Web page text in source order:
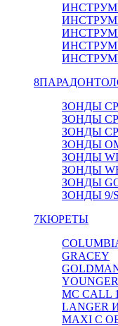
8
ЗОНДЫ
ЗОНДЫ
ЗОНДЫ
ЗОНДЫ
ЗОНДЫ
ЗОНДЫ
ЗОНДЫ
ЗОНДЫ 9/
7КЮРЕТЫ
GRACEY
MC CALL
LANGER
MAXI С